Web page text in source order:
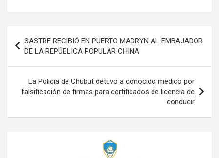
de
entradas
SASTRE RECIBIÓ EN PUERTO MADRYN AL EMBAJADOR
DE LA REPÚBLICA POPULAR CHINA
La Policía de Chubut detuvo a conocido médico por
falsificación de firmas para certificados de licencia de
conducir